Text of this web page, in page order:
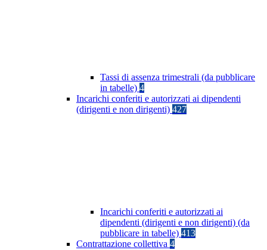
Tassi di assenza trimestrali (da pubblicare
in tabelle) 4
Incarichi conferiti e autorizzati ai dipendenti
(dirigenti e non dirigenti) 427
Incarichi conferiti e autorizzati ai
dipendenti (dirigenti e non dirigenti) (da
pubblicare in tabelle) 413
Contrattazione collettiva 4